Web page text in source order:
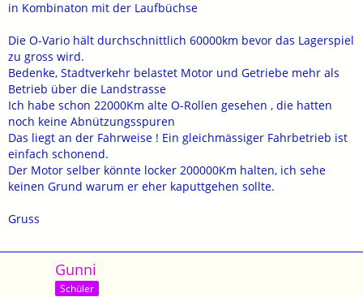
in Kombinaton mit der Laufbüchse
Die O-Vario hält durchschnittlich 60000km bevor das Lagerspiel
zu gross wird.
Bedenke, Stadtverkehr belastet Motor und Getriebe mehr als
Betrieb über die Landstrasse
Ich habe schon 22000Km alte O-Rollen gesehen , die hatten
noch keine Abnützungsspuren
Das liegt an der Fahrweise ! Ein gleichmässiger Fahrbetrieb ist
einfach schonend.
Der Motor selber könnte locker 200000Km halten, ich sehe
keinen Grund warum er eher kaputtgehen sollte.
Gruss
Gunni
Schüler